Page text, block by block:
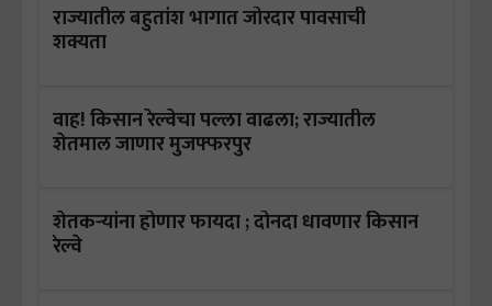
राज्यातील बहुतांश भागात जोरदार पावसाची
शक्यता
वाह! किसान रेल्वेचा पल्ला वाढला; राज्यातील
शेतमाल जाणार मुजफ्फरपुर
शेतकऱ्यांना होणार फायदा ; दोनदा धावणार किसान
रेल्वे